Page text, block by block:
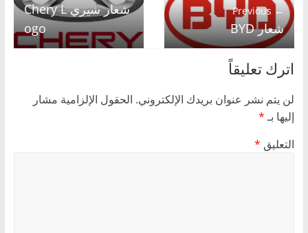
← Previous
شعار BYD
شعار شيري Chery L
ogo
اترك تعليقاً
لن يتم نشر عنوان بريدك الإلكتروني. الحقول الإلزامية مشار
إليها بـ*
التعليق *